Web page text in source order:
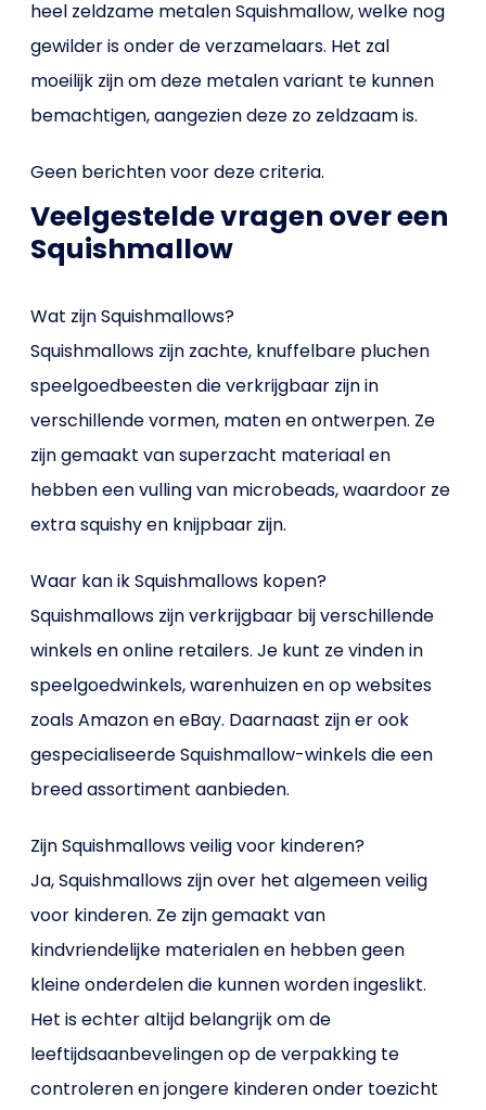
heel zeldzame metalen Squishmallow, welke nog
gewilder is onder de verzamelaars. Het zal
moeilijk zijn om deze metalen variant te kunnen
bemachtigen, aangezien deze zo zeldzaam is.
Geen berichten voor deze criteria.
Veelgestelde vragen over een
Squishmallow
Wat zijn Squishmallows?
Squishmallows zijn zachte, knuffelbare pluchen
speelgoedbeesten die verkrijgbaar zijn in
verschillende vormen, maten en ontwerpen. Ze
zijn gemaakt van superzacht materiaal en
hebben een vulling van microbeads, waardoor ze
extra squishy en knijpbaar zijn.
Waar kan ik Squishmallows kopen?
Squishmallows zijn verkrijgbaar bij verschillende
winkels en online retailers. Je kunt ze vinden in
speelgoedwinkels, warenhuizen en op websites
zoals Amazon en eBay. Daarnaast zijn er ook
gespecialiseerde Squishmallow-winkels die een
breed assortiment aanbieden.
Zijn Squishmallows veilig voor kinderen?
Ja, Squishmallows zijn over het algemeen veilig
voor kinderen. Ze zijn gemaakt van
kindvriendelijke materialen en hebben geen
kleine onderdelen die kunnen worden ingeslikt.
Het is echter altijd belangrijk om de
leeftijdsaanbevelingen op de verpakking te
controleren en jongere kinderen onder toezicht